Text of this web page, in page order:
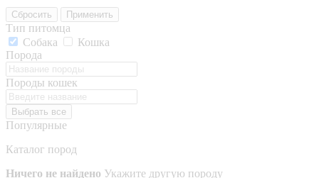
Сбросить Применить
Тип питомца
Собака
Кошка
Порода
Породы кошек
Выбрать все
Популярные
Каталог пород
Ничего не найдено Укажите другую породу